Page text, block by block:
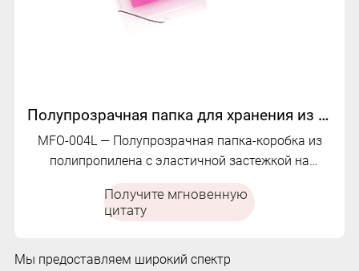
Полупрозрачная папка для хранения из полипропилена | МФО-004Л
MFO-004L — Полупрозрачная папка-коробка из
полипропилена с эластичной застежкой на
настраиваемой текстурированной отделкой для
организации документов большой емкости.
Получите мгновенную
цитату
Мы предоставляем широкий спектр